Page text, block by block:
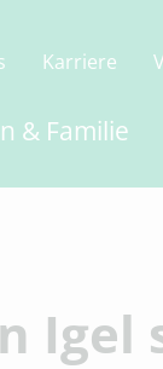
& Familie
Karriere
Igel